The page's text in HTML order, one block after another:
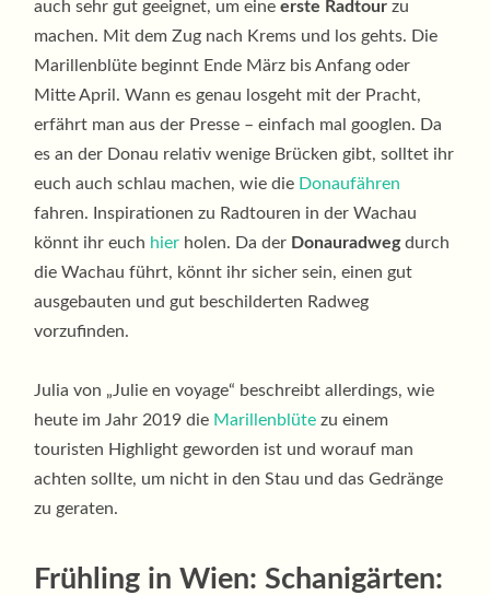
auch sehr gut geeignet, um eineerste Radtour zu
machen. Mit dem Zug nach Krems und los gehts. Die
Marillenblüte beginnt Ende März bis Anfang oder
Mitte April. Wann es genau losgeht mit der Pracht,
erfährt man aus der Presse – einfach mal googlen. Da
es an der Donau relativ wenige Brücken gibt, solltet ihr
euch auch schlau machen, wie die Donaufähren
fahren. Inspirationen zu Radtouren in der Wachau
könnt ihr euch hier holen. Da der Donauradwegdurch
die Wachau führt, könnt ihr sicher sein, einen gut
ausgebauten und gut beschilderten Radweg
vorzufinden.
Julia von „Julie en voyage“ beschreibt allerdings, wie
heute im Jahr 2019 die Marillenblüte zu einem
touristen Highlight geworden ist und worauf man
achten sollte, um nicht in den Stau und das Gedränge
zu geraten.
Frühling in Wien: Schanigärten: